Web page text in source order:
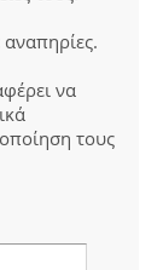
να
τους